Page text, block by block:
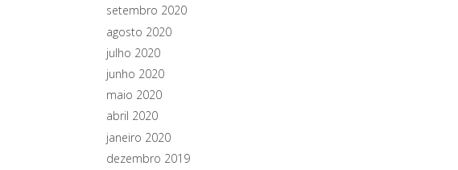
setembro 2020
agosto 2020
julho 2020
junho 2020
maio 2020
abril 2020
janeiro 2020
dezembro 2019